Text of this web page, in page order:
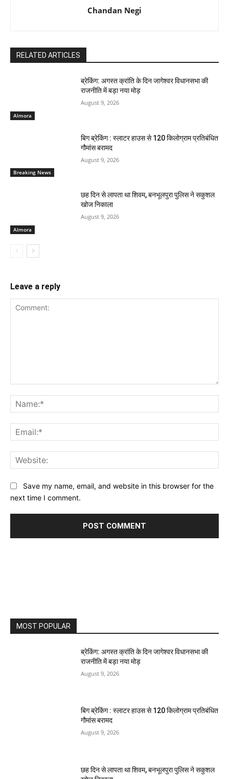
Chandan Negi
RELATED ARTICLES
Almora
ब्रेकिंग: अगस्त क्रांति के दिन जागेश्वर विधानसभा की
राजनीति में बड़ा नया मोड़
August 9, 2026
Breaking News
बिग ब्रेकिंग : स्लाटर हाउस से 120 किलोग्राम प्रतिबंधित
गौमांस बरामद
August 9, 2026
Almora
छह दिन से लापता था शिवम, बनभूलपुरा पुलिस ने सकुशल
खोज निकाला
August 9, 2026
Leave a reply
Save my name, email, and website in this browser for the
next time I comment.
MOST POPULAR
ब्रेकिंग: अगस्त क्रांति के दिन जागेश्वर विधानसभा की
राजनीति में बड़ा नया मोड़
August 9, 2026
बिग ब्रेकिंग : स्लाटर हाउस से 120 किलोग्राम प्रतिबंधित
गौमांस बरामद
August 9, 2026
छह दिन से लापता था शिवम, बनभूलपुरा पुलिस ने सकुशल